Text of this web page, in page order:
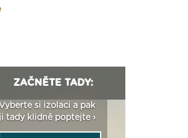
ZAČNĚTE TADY:
Vyberte si izolaci a pak
ji tady klidně poptejte ›